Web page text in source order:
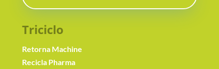
Triciclo
Retorna Machine
Recicla Pharma